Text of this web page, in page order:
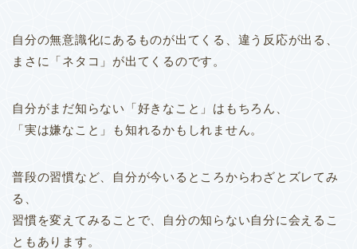
自分の無意識化にあるものが出てくる、違う反応が出る、
まさに「ネタコ」が出てくるのです。
自分がまだ知らない「好きなこと」はもちろん、
「実は嫌なこと」も知れるかもしれません。
普段の習慣など、自分が今いるところからわざとズレてみ
る、
習慣を変えてみることで、自分の知らない自分に会えるこ
ともあります。